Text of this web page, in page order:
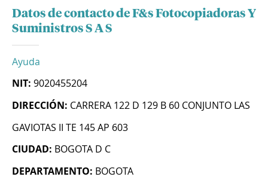
Datos de contacto de F&s Fotocopiadoras Y
Suministros S A S
Ayuda
NIT: 9020455204
DIRECCIÓN: CARRERA 122 D 129 B 60 CONJUNTO LAS
GAVIOTAS II TE 145 AP 603
CIUDAD: BOGOTA D C
DEPARTAMENTO: BOGOTA